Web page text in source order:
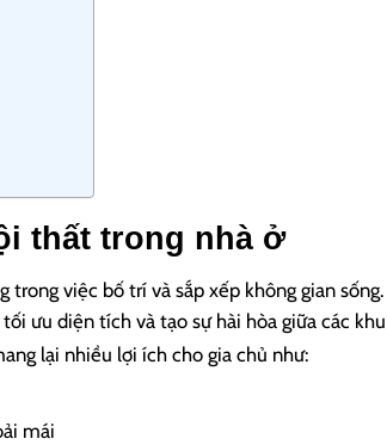
thất trong nhà ở
việc bố trí và sắp xếp không gian
ưu diện tích và tạo sự hài hòa giữa các
lại nhiều lợi ích cho gia chủ như:
mái